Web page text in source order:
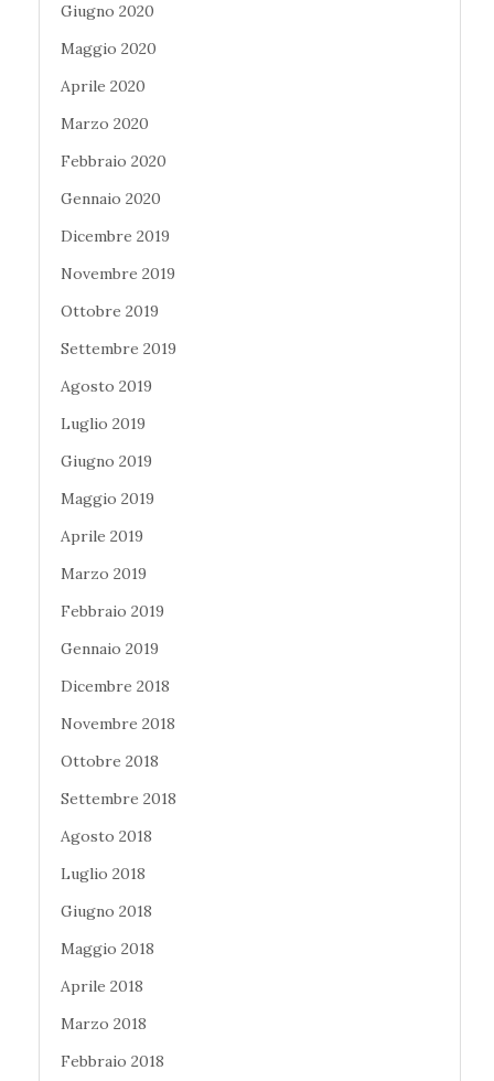
Giugno 2020
Maggio 2020
Aprile 2020
Marzo 2020
Febbraio 2020
Gennaio 2020
Dicembre 2019
Novembre 2019
Ottobre 2019
Settembre 2019
Agosto 2019
Luglio 2019
Giugno 2019
Maggio 2019
Aprile 2019
Marzo 2019
Febbraio 2019
Gennaio 2019
Dicembre 2018
Novembre 2018
Ottobre 2018
Settembre 2018
Agosto 2018
Luglio 2018
Giugno 2018
Maggio 2018
Aprile 2018
Marzo 2018
Febbraio 2018